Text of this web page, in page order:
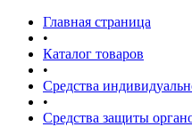
Главная страница
•
Каталог товаров
•
Средства
•
Средства защиты